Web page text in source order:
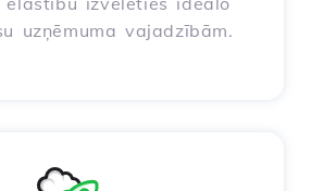
uzņēmuma vajadzībām.